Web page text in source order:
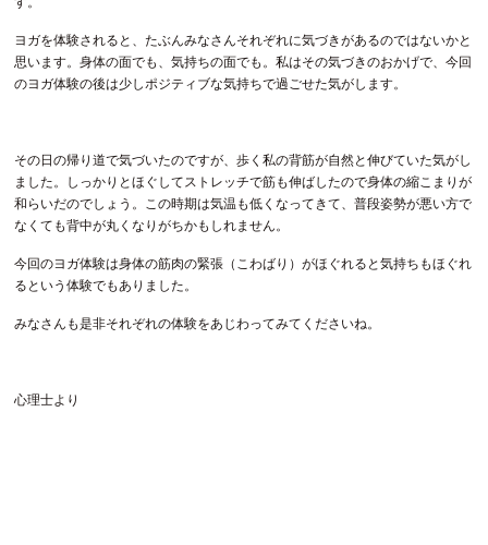
ヨガを体験されると、たぶんみなさんそれぞれに気づきがあるのではないかと
思います。身体の面でも、気持ちの面でも。私はその気づきのおかげで、今回
のヨガ体験の後は少しポジティブな気持ちで過ごせた気がします。
その日の帰り道で気づいたのですが、歩く私の背筋が自然と伸びていた気がし
ました。しっかりとほぐしてストレッチで筋も伸ばしたので身体の縮こまりが
和らいだのでしょう。この時期は気温も低くなってきて、普段姿勢が悪い方で
なくても背中が丸くなりがちかもしれません。
今回のヨガ体験は身体の筋肉の緊張（こわばり）がほぐれると気持ちもほぐれ
るという体験でもありました。
みなさんも是非それぞれの体験をあじわってみてくださいね。
心理士より